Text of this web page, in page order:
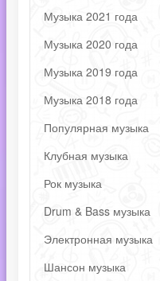
Музыка 2021 года
Музыка 2020 года
Музыка 2019 года
Музыка 2018 года
Популярная музыка
Клубная музыка
Рок музыка
Drum & Bass музыка
Электронная музыка
Шансон музыка